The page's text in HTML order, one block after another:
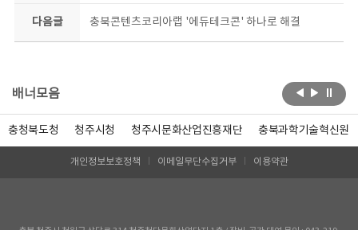
다음글 충북콘텐츠코리아랩 '에듀테크콘' 하나로 해결
배너모음
충청북도청 청주시청 청주시문화산업진흥재단 충북과학기술혁신원
개인정보보호정책 이메일무단수집거부 이용약관